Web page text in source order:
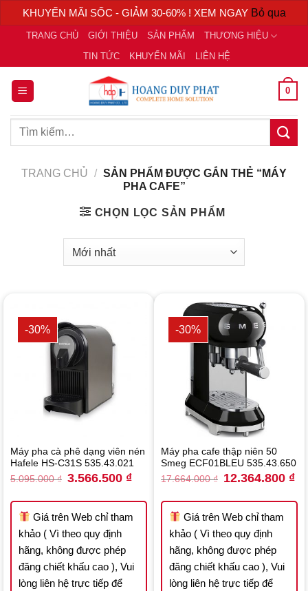
KHUYẾN MÃI SỐC - GIẢM 30-60% ! XEM NGAY Bỏ qua
Chuyển
nội
dung
TRANG CHỦ GIỚI THIỆU SẢN PHẨM
THƯƠNG HIỆU
TIN TỨC
KHUYẾN MÃI LIÊN HỆ
0
Tìm
TRANG CHỦ / SẢN PHẨM ĐƯỢC GẮN THẺ “MÁY
PHA CAFE”
CHỌN LỌC SẢN PHẨM
-30%
Máy pha cà phê dạng viên nén
Hafele HS-C31S 535.43.021
5.095.000₫ Original
price
5.095.000 ₫.
3.566.500 ₫Current
3.566.500 ₫.
Giá trên Web chỉ tham
khảo ( Vì theo quy định
hãng, không được phép
đăng chiết khấu cao ), Vui
lòng liên hệ trực tiếp để
-30%
Máy pha cafe thập niên 50
Smeg ECF01BLEU 535.43.650
17.664.000₫ Original
price
17.664.000 ₫.
12.364.800 ₫
Giá trên Web chỉ tham
khảo ( Vì theo quy định
hãng, không được phép
đăng chiết khấu cao ), Vui
lòng liên hệ trực tiếp để